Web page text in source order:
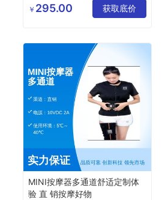
新颖创意礼品
公司
￥ 295.00 获取底价
MINI按摩器多通道舒适定制体
验 直 销按摩好物